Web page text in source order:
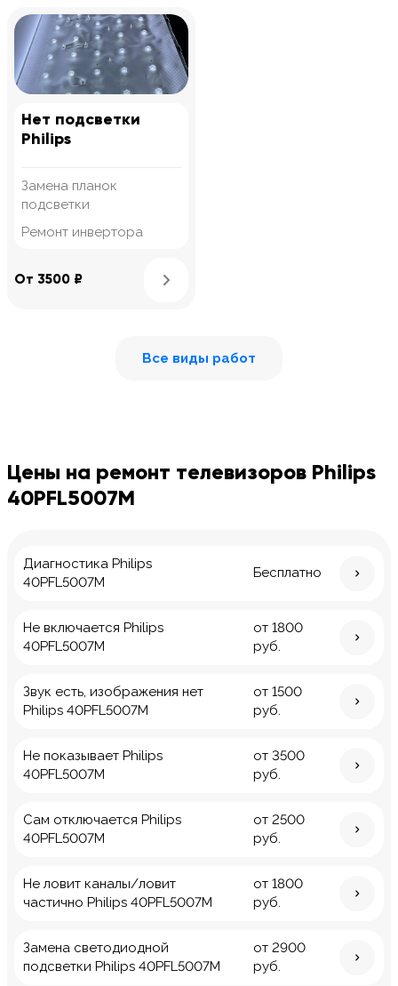
Нет подсветки
Philips
Замена планок
подсветки
Ремонт инвертора
От 3500 ₽
Все виды работ
Цены на ремонт телевизоров Philips
40PFL5007M
Диагностика Philips
40PFL5007M
Бесплатно
Не включается Philips
40PFL5007M
от 1800
руб.
Звук есть, изображения нет
Philips 40PFL5007M
от 1500
руб.
Не показывает Philips
40PFL5007M
от 3500
руб.
Сам отключается Philips
40PFL5007M
от 2500
руб.
Не ловит каналы/ловит
частично Philips 40PFL5007M
от 1800
руб.
Замена светодиодной
подсветки Philips 40PFL5007M
от 2900
руб.